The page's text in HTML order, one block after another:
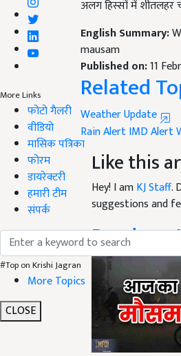
More Links
फोटो गैलरी
वीडियो
मासिक पत्रिका
फोरम
डायरेक्टरी
हमारी टीम
संपर्क
#Top on Krishi Jagran
More Topics
CLOSE
mausam
Published on:
Related
Weather Update
Rain AlertIMD Alert
Like this
Hey! I amKJ Staff.
suggestions and
Read